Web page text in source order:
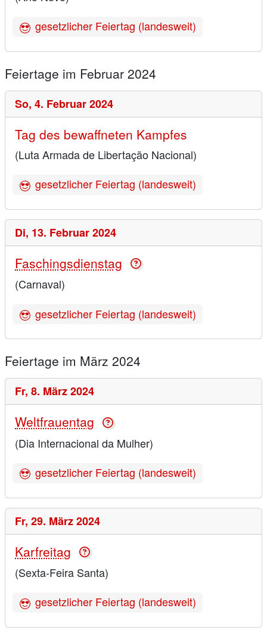
gesetzlicher Feiertag (landesweit)
Feiertage im Februar 2024
So, 4. Februar 2024
Tag des bewaffneten Kampfes
(Luta Armada de Libertação Nacional)
gesetzlicher Feiertag (landesweit)
Di, 13. Februar 2024
Faschingsdienstag
(Carnaval)
gesetzlicher Feiertag (landesweit)
Feiertage im März 2024
Fr, 8. März 2024
Weltfrauentag
(Dia Internacional da Mulher)
gesetzlicher Feiertag (landesweit)
Fr, 29. März 2024
Karfreitag
(Sexta-Feira Santa)
gesetzlicher Feiertag (landesweit)